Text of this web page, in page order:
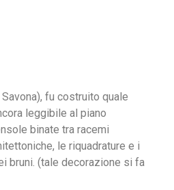
fu costruito quale
leggibile al piano
binate tra racemi
le riquadrature e i
bruni. (tale decorazione si fa